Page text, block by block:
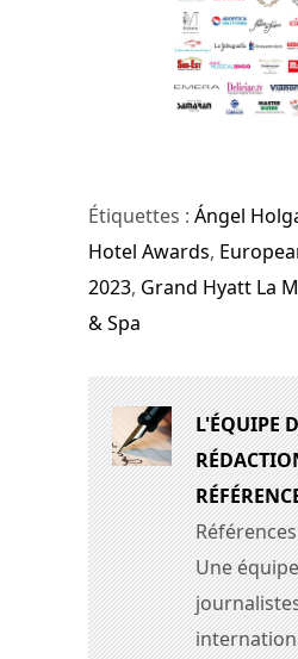
Étiquettes : Ángel
Hotel Awards,
2023, Grand Hyatt La
& Spa
L'ÉQUIPE
Une